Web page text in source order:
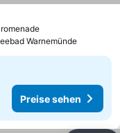
Warnemünde
Preise sehen